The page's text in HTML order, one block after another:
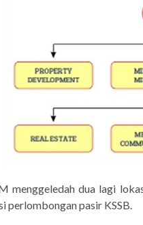
menggeledah dua lagi
perlombongan pasir KSSB.